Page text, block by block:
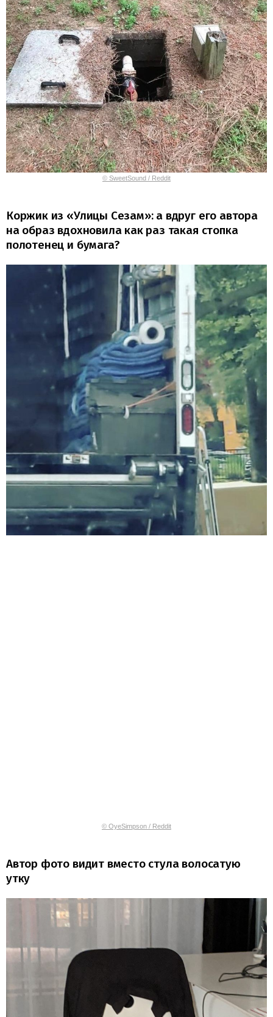
© SweetSound / Reddit
Коржик из «Улицы Сезам»: а вдруг его автора
на образ вдохновила как раз такая стопка
полотенец и бумага?
© OyeSimpson / Reddit
Автор фото видит вместо стула волосатую
утку